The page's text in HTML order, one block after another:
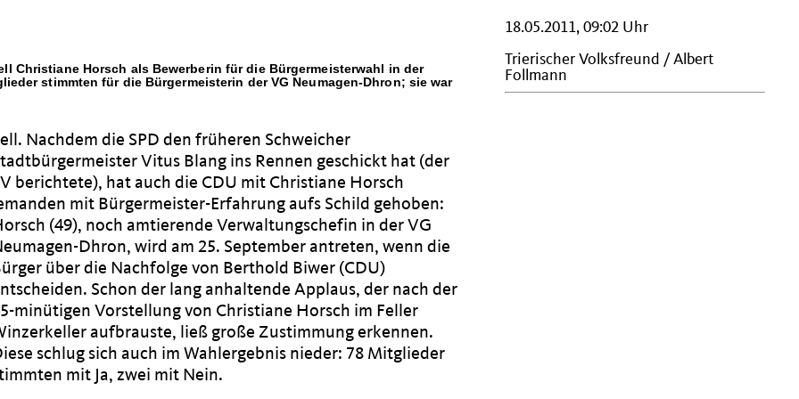
Christiane Horsch als Bewerberin für die Bürgermeisterwahl in der
stimmten für die Bürgermeisterin der VG Neumagen-Dhron; sie war
Nachdem die SPD den früheren Schweicher
Vitus Blang ins Rennen geschickt hat (der
berichtete), hat auch die CDU mit Christiane Horsch
mit Bürgermeister-Erfahrung aufs Schild gehoben:
(49), noch amtierende Verwaltungschefin in der VG
Dhron, wird am 25. September antreten, wenn die
über die Nachfolge von Berthold Biwer (CDU)
Schon der lang anhaltende Applaus, der nach der
minütigen Vorstellung von Christiane Horsch im Feller
aufbrauste, ließ große Zustimmung erkennen.
schlug sich auch im Wahlergebnis nieder: 78 Mitglieder
mit Ja, zwei mit Nein.
18.05.2011, 09:02 Uhr
Trierischer Volksfreund / Albert
Follmann